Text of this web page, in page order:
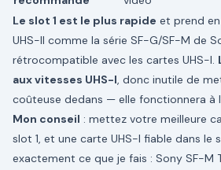
Le slot 1 est le plus rapide et prend
UHS-II comme la série SF-G/SF-M de
rétrocompatible avec les cartes UHS-I.
aux vitesses UHS-I, donc inutile de
coûteuse dedans — elle fonctionnera à
Mon conseil : mettez votre meilleure
slot 1, et une carte UHS-I fiable dans le
exactement ce que je fais : Sony SF-M